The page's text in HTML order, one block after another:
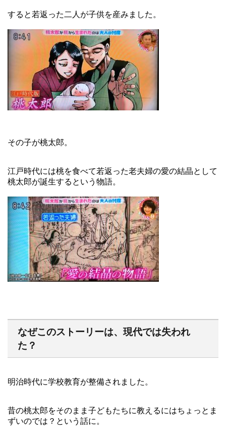
すると若返った二人が子供を産みました。
その子が桃太郎。
江戸時代には桃を食べて若返った老夫婦の愛の結晶として
桃太郎が誕生するという物語。
なぜこのストーリーは、現代では失われ
た？
明治時代に学校教育が整備されました。
昔の桃太郎をそのまま子どもたちに教えるにはちょっとま
ずいのでは？という話に。